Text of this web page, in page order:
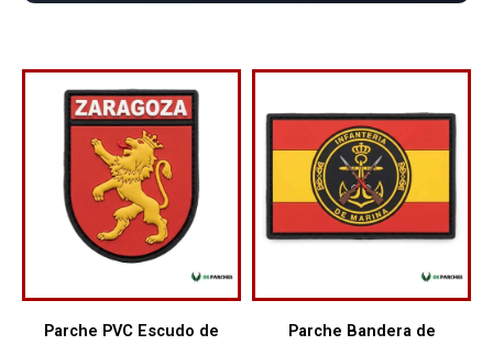
Parche PVC Escudo de
Parche Bandera de